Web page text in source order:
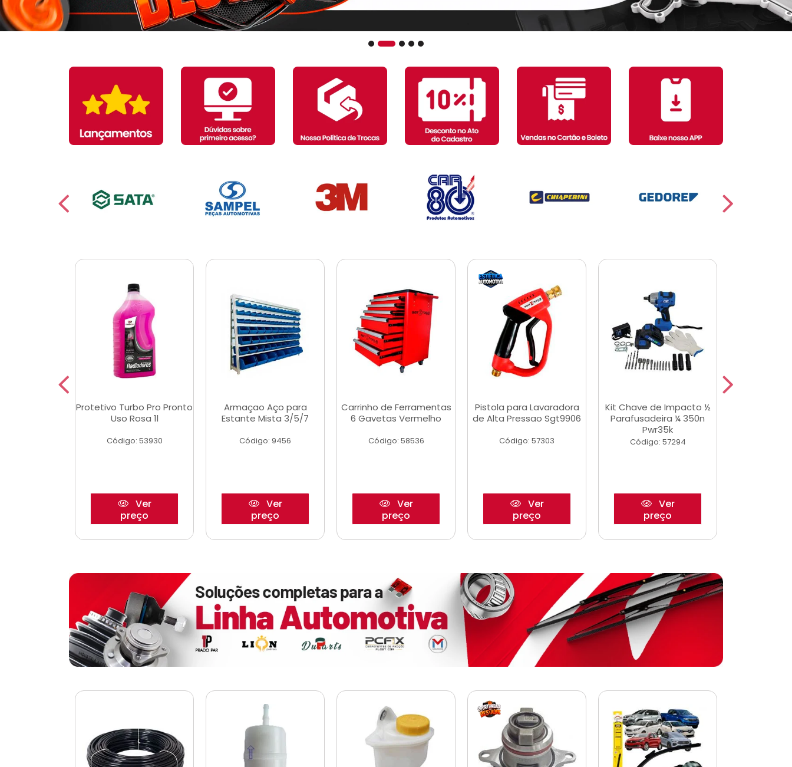
Protetivo Turbo Pro Pronto
Uso Rosa 1l
Código: 53930
Ver
preço
Armaçao Aço para
Estante Mista 3/5/7
Código: 9456
Ver
preço
Carrinho de Ferramentas
6 Gavetas Vermelho
Código: 58536
Ver
preço
Pistola para Lavaradora
de Alta Pressao Sgt9906
Código: 57303
Ver
preço
Kit Chave de Impacto ½
Parafusadeira ¼ 350n
Pwr35k
Código: 57294
Ver
preço